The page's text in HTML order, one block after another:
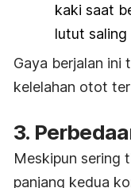
kaki saat
lutut saling
Gaya berjalan ini
kelelahan otot
3.
Meskipun sering
panjang kedua